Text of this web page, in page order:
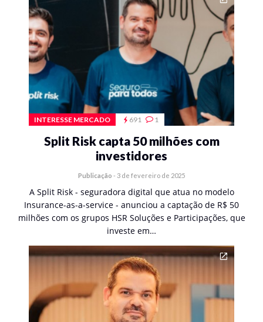
INTERESSE MERCADO 691 1
Split Risk capta 50 milhões com
investidores
Publicação - 3 de fevereiro de 2025
A Split Risk - seguradora digital que atua no modelo
Insurance-as-a-service - anunciou a captação de R$ 50
milhões com os grupos HSR Soluções e Participações, que
investe em…